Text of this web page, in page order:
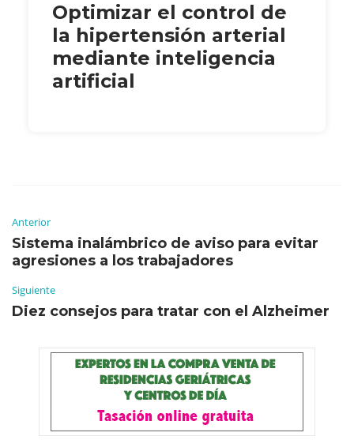
Optimizar el control de
la hipertensión arterial
mediante inteligencia
artificial
Anterior
Sistema inalámbrico de aviso para evitar
agresiones a los trabajadores
Siguiente
Diez consejos para tratar con el Alzheimer